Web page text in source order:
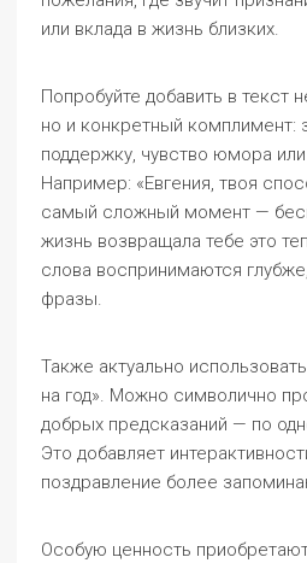
или вклада в жизнь близких.
Попробуйте добавить в текст
но и конкретный комплимент:
поддержку, чувство юмора
Например: «Евгения, твоя
самый сложный момент —
жизнь возвращала тебе это
слова воспринимаются
фразы.
Также актуально
на год». Можно символично
добрых предсказаний — по
Это добавляет
поздравление более
Особую ценность